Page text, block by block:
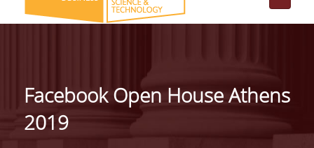
ΤΟ ΤΜΗΜΑ
ΤΑΥΤΟΤΗΤΑ ΤΟΥ ΤΜΗΜΑΤΟΣ
ΑΠΟΣΤΟΛΗ ΤΟΥ ΤΜΗΜΑΤΟΣ
Facebook Open House Athens
2019